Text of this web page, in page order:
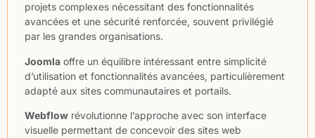
projets complexes nécessitant des fonctionnalités
avancées et une sécurité renforcée, souvent privilégié
par les grandes organisations.
Joomla offre un équilibre intéressant entre simplicité
d’utilisation et fonctionnalités avancées, particulièrement
adapté aux sites communautaires et portails.
Webflow révolutionne l’approche avec son interface
visuelle permettant de concevoir des sites web